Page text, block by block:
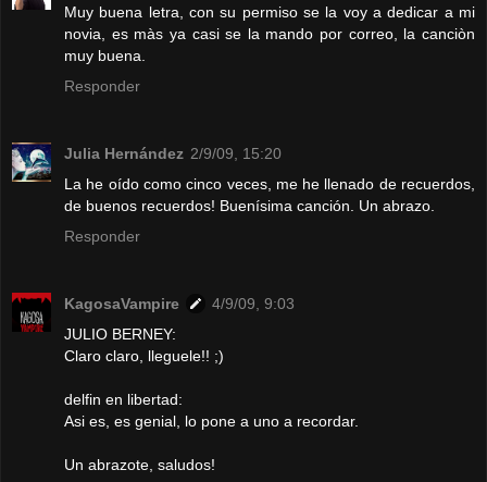
Muy buena letra, con su permiso se la voy a dedicar a mi
novia, es màs ya casi se la mando por correo, la canciòn
muy buena.
Responder
Julia Hernández 2/9/09, 15:20
La he oído como cinco veces, me he llenado de recuerdos,
de buenos recuerdos! Buenísima canción. Un abrazo.
Responder
KagosaVampire
4/9/09, 9:03
JULIO BERNEY:
Claro claro, lleguele!! ;)
delfin en libertad:
Asi es, es genial, lo pone a uno a recordar.
Un abrazote, saludos!